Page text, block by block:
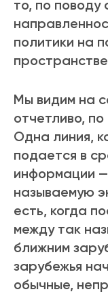
то, по поводу
политики на
Мы видим на
отчетливо,
Одна линия,
подается в
информации
называемую
есть, когда
между так
ближним
зарубежья
обычные,